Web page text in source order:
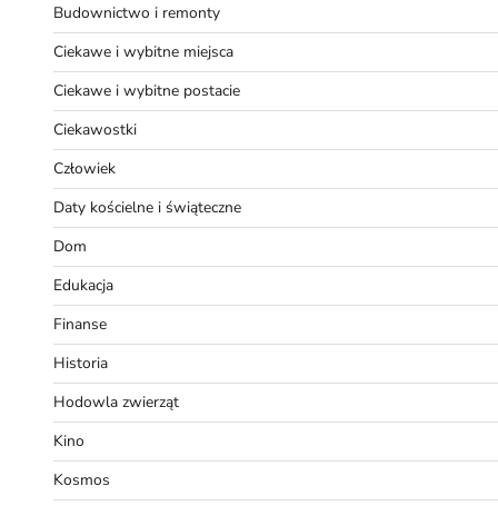
Budownictwo i remonty
Ciekawe i wybitne miejsca
Ciekawe i wybitne postacie
Ciekawostki
Człowiek
Daty kościelne i świąteczne
Dom
Edukacja
Finanse
Historia
Hodowla zwierząt
Kino
Kosmos